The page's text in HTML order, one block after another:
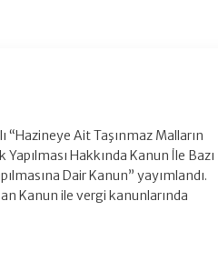
“Hazineye Ait Taşınmaz Malların
Hakkında Kanun İle Bazı
Dair Kanun” yayımlandı.
Kanun ile vergi kanunlarında